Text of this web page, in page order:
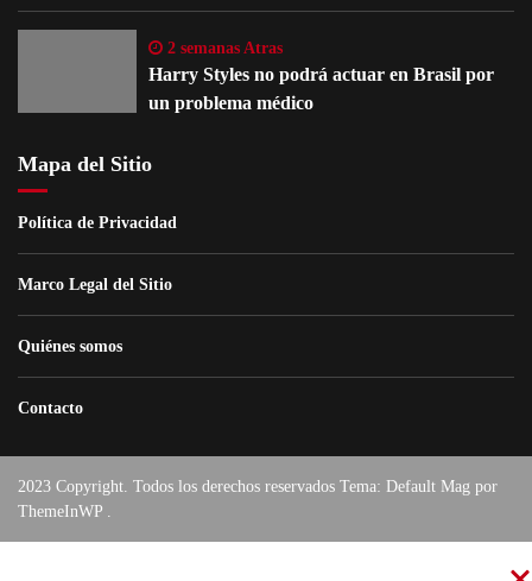
2 semanas Atras
Harry Styles no podrá actuar en Brasil por
un problema médico
Mapa del Sitio
Política de Privacidad
Marco Legal del Sitio
Quiénes somos
Contacto
2023 Copyright. Todos los derechos reservados Tema: Default Mag por
ThemeInWP .